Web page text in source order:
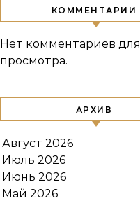
КОММЕНТАРИИ
Нет комментариев для
просмотра.
АРХИВ
Август 2026
Июль 2026
Июнь 2026
Май 2026